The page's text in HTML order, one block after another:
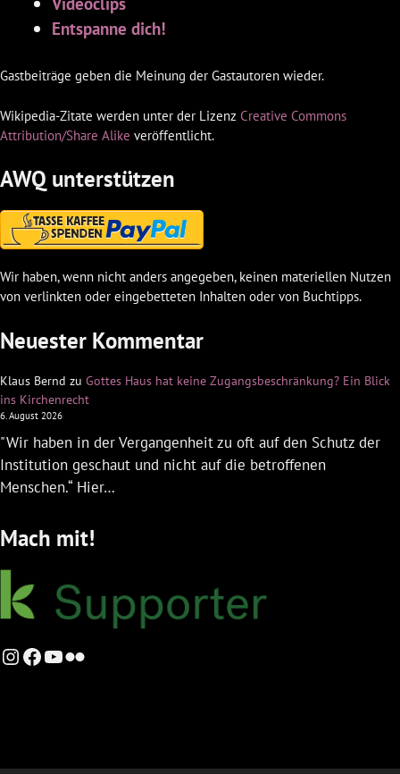
Entspanne dich!
Gastbeiträge geben die Meinung der Gastautoren wieder.
Wikipedia-Zitate werden unter der Lizenz Creative Commons
Attribution/Share Alike veröffentlicht.
AWQ unterstützen
Wir haben, wenn nicht anders angegeben, keinen materiellen Nutzen
von verlinkten oder eingebetteten Inhalten oder von Buchtipps.
Neuester Kommentar
Klaus Bernd zu Gottes Haus hat keine Zugangsbeschränkung? Ein Blick
ins Kirchenrecht
6. August 2026
"Wir haben in der Vergangenheit zu oft auf den Schutz der
Institution geschaut und nicht auf die betroffenen
Menschen.“ Hier…
Mach mit!
Instagram
Facebook
YouTube
Flickr